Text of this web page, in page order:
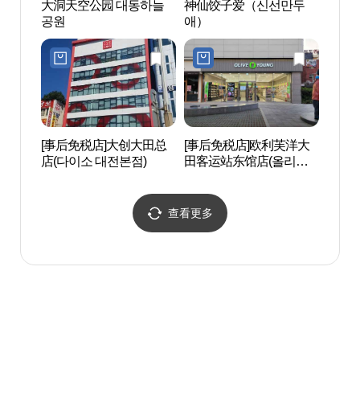
大洞天空公园 대동하늘
공원
神仙饺子爱（신선만두
애）
[事后免税店]大创大田总
店(다이소 대전본점)
[事后免税店]欧利芙洋大
田客运站东馆店(올리브
查看更多